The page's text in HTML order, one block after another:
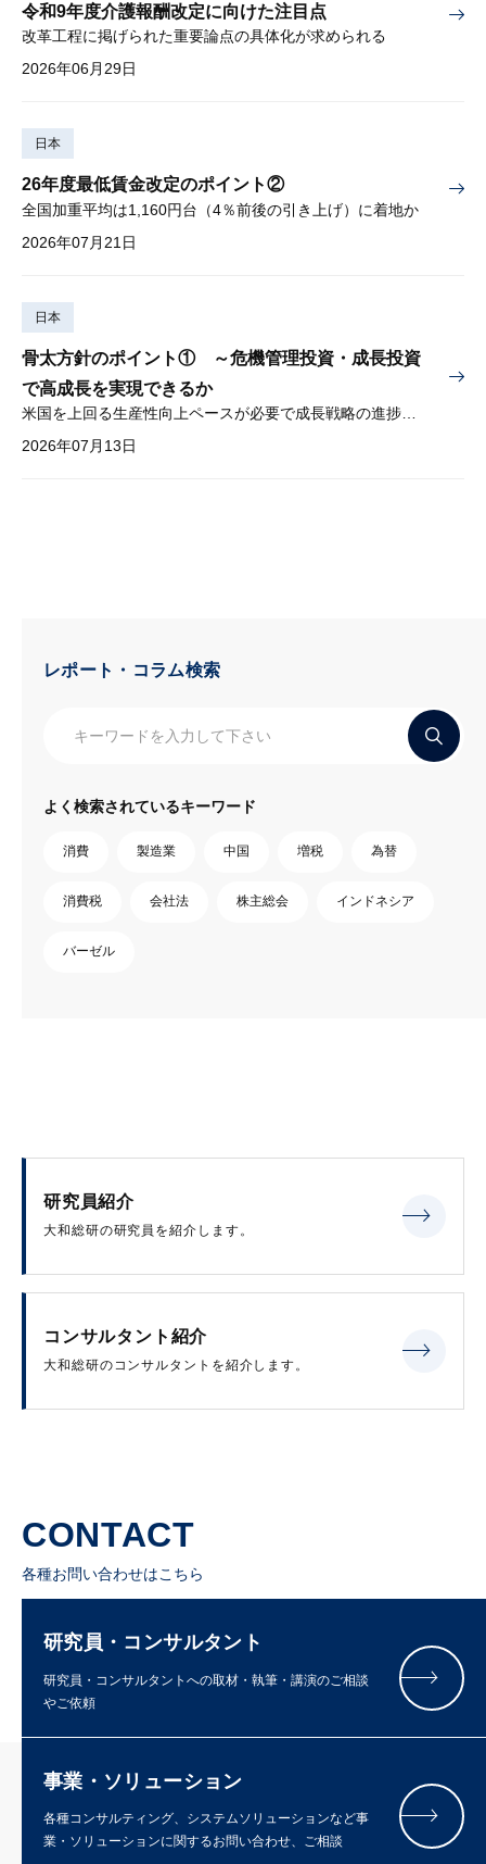
令和9年度介護報酬改定に向けた注目点
改革工程に掲げられた重要論点の具体化が求められる
2026年06月29日
日本
26年度最低賃金改定のポイント②
全国加重平均は1,160円台（4％前後の引き上げ）に着地か
2026年07月21日
日本
骨太方針のポイント① ～危機管理投資・成長投資
で高成長を実現できるか
米国を上回る生産性向上ペースが必要で成長戦略の進捗管理も課題
2026年07月13日
レポート・コラム検索
よく検索されているキーワード
消費 製造業 中国 増税 為替
消費税 会社法 株主総会 インドネシア
バーゼル
研究員紹介
大和総研の研究員を紹介します。
コンサルタント紹介
大和総研のコンサルタントを紹介します。
CONTACT
各種お問い合わせはこちら
研究員・コンサルタント
研究員・コンサルタントへの取材・執筆・講演のご相談
やご依頼
事業・ソリューション
各種コンサルティング、システムソリューションなど事
業・ソリューションに関するお問い合わせ、ご相談